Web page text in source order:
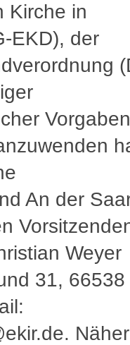
Kirche in
EKD), der
An der
31, 66538